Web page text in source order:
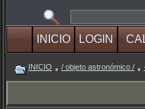
INICIO LOGIN
INICIO / objeto astronómico /